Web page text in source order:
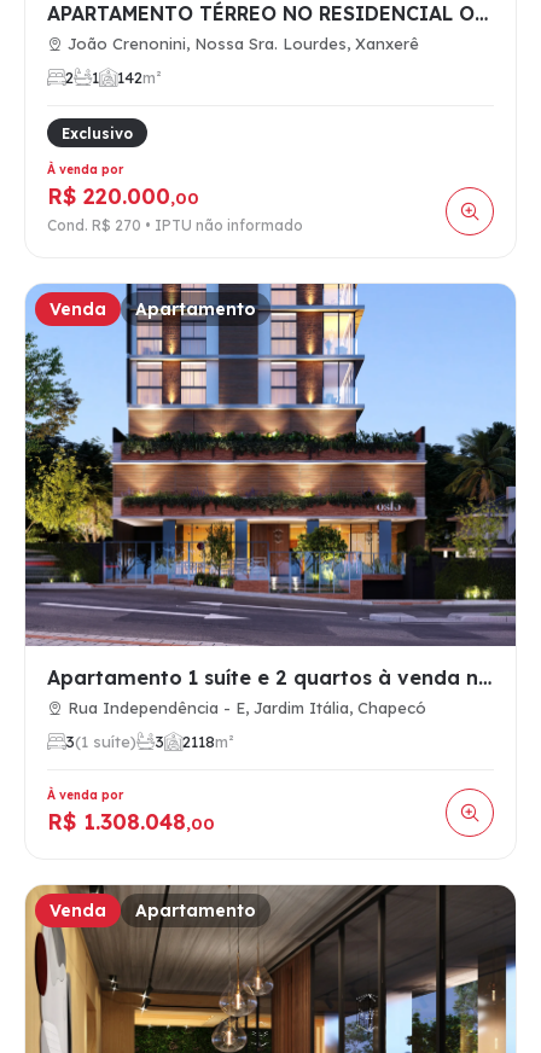
APARTAMENTO TÉRREO NO RESIDENCIAL OLYMPIA
João Crenonini, Nossa Sra. Lourdes, Xanxerê
2
1 142m²
Exclusivo
À venda por
R$ 220.000,00
Cond. R$ 270 • IPTU não informado
Venda Apartamento
Apartamento 1 suíte e 2 quartos à venda no Jardim Itália, Ch…
Rua Independência - E, Jardim Itália, Chapecó
3(1 suíte) 3 2118m²
À venda por
R$ 1.308.048,00
Venda Apartamento